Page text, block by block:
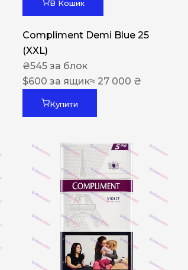
В Кошик
Compliment Demi Blue 25
(XXL)
₴545 за блок
$600 за ящик≈ 27 000 ₴
Купити